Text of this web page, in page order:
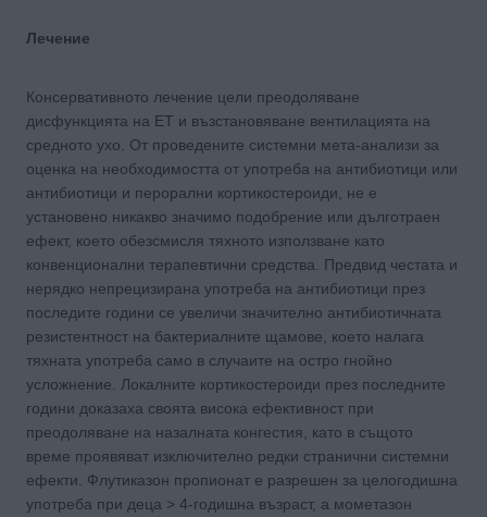
Лечение
Консервативното лечение цели преодоляване
дисфункцията на ЕТ и възстановяване вентилацията на
средното ухо. От проведените системни мета-анализи за
оценка на необходимостта от употреба на антибиотици или
антибиотици и перорални кортикостероиди, не е
установено никакво значимо подобрение или дълготраен
ефект, което обезсмисля тяхното използване като
конвенционални терапевтични средства. Предвид честата и
нерядко непрецизирана употреба на антибиотици през
последите години се увеличи значително антибиотичната
резистентност на бактериалните щамове, което налага
тяхната употреба само в случаите на остро гнойно
усложнение. Локалните кортикостероиди през последните
години доказаха своята висока ефективност при
преодоляване на назалната конгестия, като в същото
време проявяват изключително редки странични системни
ефекти. Флутиказон пропионат е разрешен за целогодишна
употреба при деца > 4-годишна възраст, а мометазон